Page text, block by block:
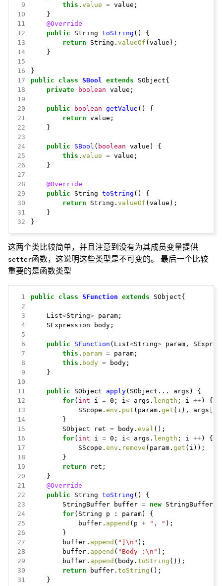
9
this . value = value;
10
}
11
@Override
12
public String toString ()
{
13
return String. valueOf (value);
14
}
15
16
}
17
public class SBool extends
SObject{
18
private boolean value;
19
20
public boolean getValue ()
{
21
return value;
22
}
23
24
public SBool ( boolean value)
{
25
this . value = value;
26
}
27
28
@Override
29
public String toString ()
{
30
return String. valueOf (value);
31
}
32
}
这两个类比较简单，并且注意到没有为其成员变量提供
setter函数，这说明这些类型是不可变的。 最后一个比较
重要的是函数类型
1 public class SFunction extends
SObject{
2
3
List<String>
param;
4
SExpression
body;
5
6
public SFunction (List<String> param,
7
this . param =
param;
8
this . body =
body;
9
}
10
11
public SObject apply(SObject... args)
{
12
for( int i = 0; i < args. length ; i ++)
{
13
SScope. env . put (param. get (i), args
14
}
15
SObject ret = body. eval ();
16
for( int i = 0; i < args. length ; i ++)
{
17
SScope. env . remove (param. get (i));
18
}
19
return
ret;
20
}
21
@Override
22
public String toString ()
{
23
StringBuffer buffer = new StringBuffer(
24
for(String p : param)
{
25
buffer. append (p + ", " );
26
}
27
buffer. append ( "]\n" );
28
buffer. append ( "Body :\n" );
29
buffer. append (body. toString ());
30
return buffer. toString ();
31
}